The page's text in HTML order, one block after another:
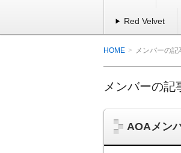
Red Velvet
HOME メンバーの記
メンバーの記
AOAメン